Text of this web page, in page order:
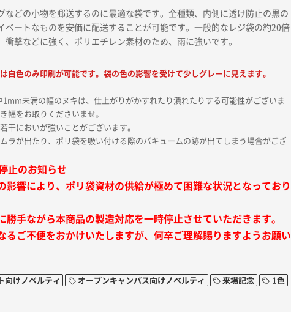
などの小物を郵送するのに最適な袋です。全種類、内側に透け防止の黒の
ベートなものを安価に配送することが可能です。一般的なレジ袋の約20倍
衝撃などに強く、ポリエチレン素材のため、雨に強いです。
白色のみ印刷が可能です。袋の色の影響を受けて少しグレーに見えます。
未満の幅のヌキは、仕上がりがかすれたり潰れたりする可能性がございま
幅をお取りくださいませ。
干においが強いことがございます。
ラが出たり、ポリ袋を吸い付ける際のバキュームの跡が出てしまう場合がござ
停止のお知らせ
影響により、ポリ袋資材の供給が極めて困難な状況となっており
勝手ながら本商品の製造対応を一時停止させていただきます。
るご不便をおかけいたしますが、何卒ご理解賜りますようお願い
向けノベルティ オープンキャンパス向けノベルティ 来場記念
1色